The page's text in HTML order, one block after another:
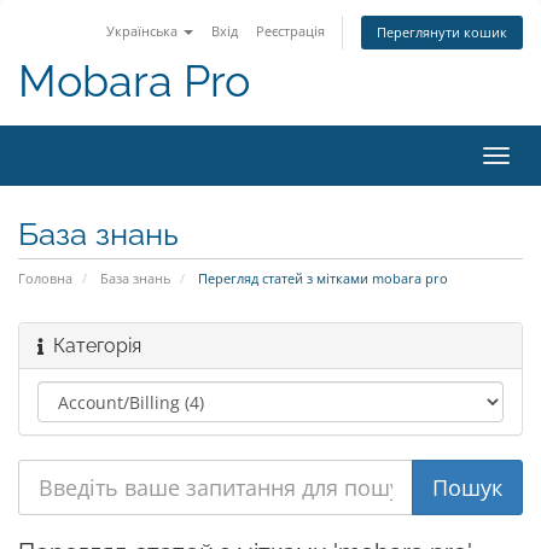
Українська Вхід Реєстрація Переглянути кошик
Mobara Pro
База знань
Головна База знань Перегляд статей з мітками mobara pro
Категорія